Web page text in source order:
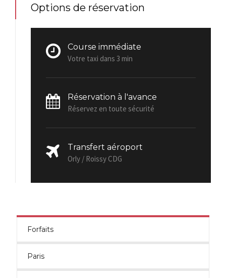
Options de réservation
Course immédiate
Votre taxi dans 3 min
Réservation à l'avance
Réservez en toute sécurité
Transfert aéroport
Orly / Roissy CDG
Forfaits
Paris